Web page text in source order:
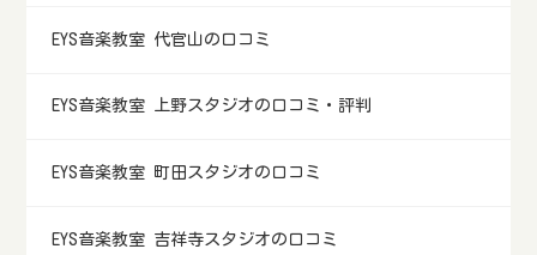
EYS音楽教室 代官山の口コミ
EYS音楽教室 上野スタジオの口コミ・評判
EYS音楽教室 町田スタジオの口コミ
EYS音楽教室 吉祥寺スタジオの口コミ